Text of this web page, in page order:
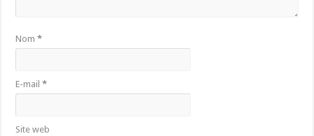
Nom*
E-mail*
Site web